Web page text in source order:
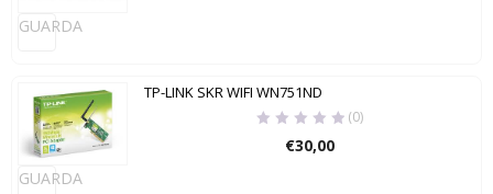
GUARDA
GUARDA
TP-LINK SKR WIFI WN751ND
(0)
€30,00